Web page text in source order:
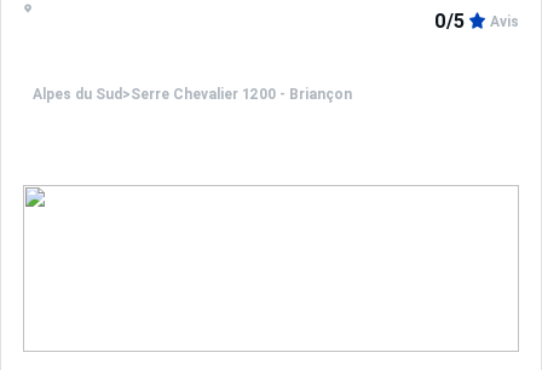
Alpes du Sud >Serre Chevalier 1200 - Briançon
0/5 Avis